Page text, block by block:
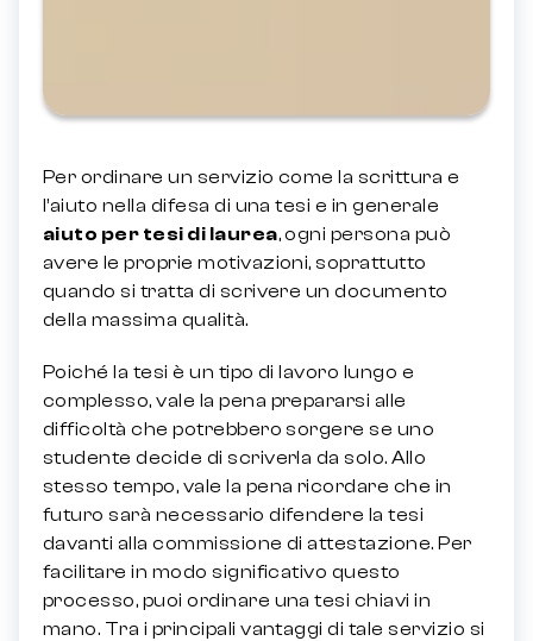
Per ordinare un servizio come la scrittura e
l’aiuto nella difesa di una tesi e in generale
aiuto per tesi di laurea, ogni persona può
avere le proprie motivazioni, soprattutto
quando si tratta di scrivere un documento
della massima qualità.
Poiché la tesi è un tipo di lavoro lungo e
complesso, vale la pena prepararsi alle
difficoltà che potrebbero sorgere se uno
studente decide di scriverla da solo. Allo
stesso tempo, vale la pena ricordare che in
futuro sarà necessario difendere la tesi
davanti alla commissione di attestazione. Per
facilitare in modo significativo questo
processo, puoi ordinare una tesi chiavi in ​​
mano. Tra i principali vantaggi di tale servizio si